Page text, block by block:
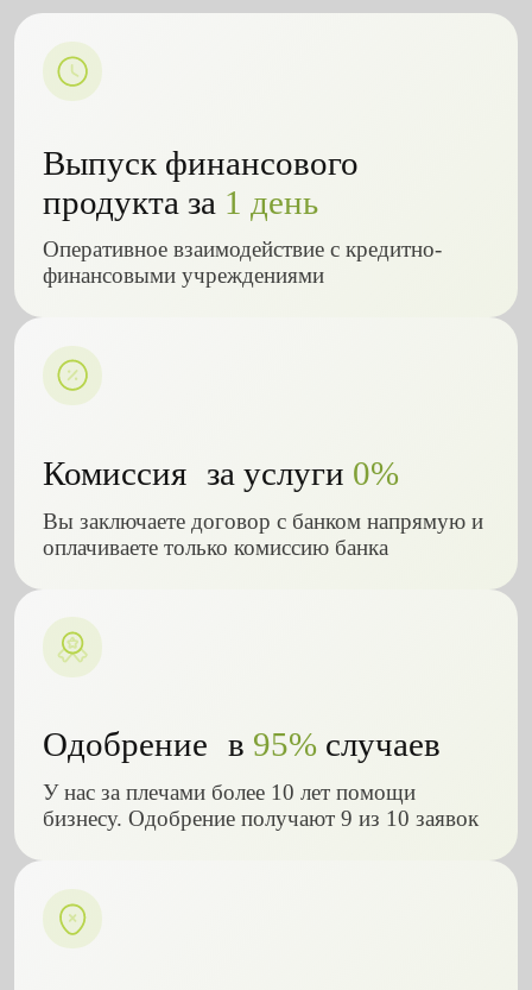
Выпуск финансового
продукта за 1 день
Оперативное взаимодействие с кредитно-
финансовыми учреждениями
Комиссия за услуги 0%
Вы заключаете договор с банком напрямую и
оплачиваете только комиссию банка
Одобрение в 95%случаев
У нас за плечами более 10 лет помощи
бизнесу. Одобрение получают 9 из 10 заявок